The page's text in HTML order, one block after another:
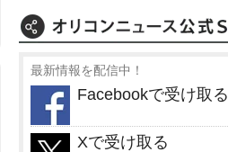
最新情報を配信中！
Facebookで受け取る
Xで受け取る